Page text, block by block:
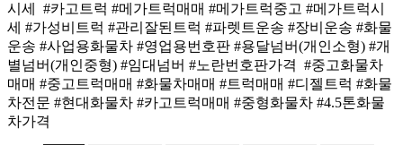
시세 #카고트럭 #메가트럭매매 #메가트럭중고 #메가트럭시
세 #가성비트럭 #관리잘된트럭 #파렛트운송 #장비운송 #화물
운송 #사업용화물차 #영업용번호판 #용달넘버(개인소형) #개
별넘버(개인중형) #임대넘버 #노란번호판가격 #중고화물차
매매 #중고트럭매매 #화물차매매 #트럭매매 #디젤트럭 #화물
차전문 #현대화물차 #카고트럭매매 #중형화물차 #4.5톤화물
차가격